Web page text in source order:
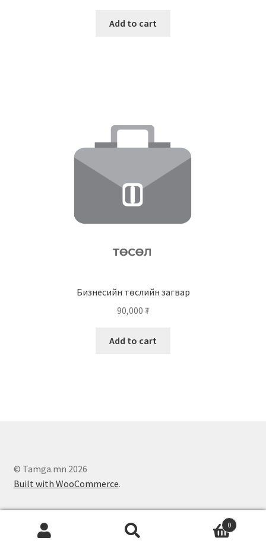
Add to cart
Бизнесийн төслийн загвар
90,000 ₮
Add to cart
© Tamga.mn 2026
Built with WooCommerce.
0